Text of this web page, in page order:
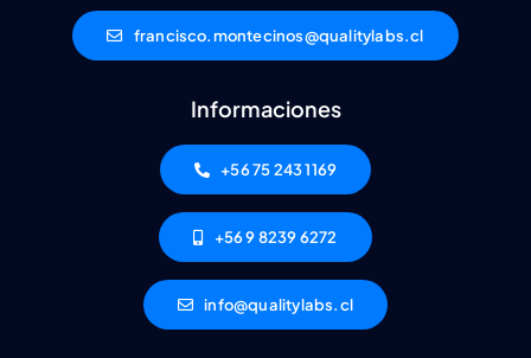
francisco.montecinos@qualitylabs.cl
Informaciones
+56 75 243 1169
+56 9 8239 6272
info@qualitylabs.cl